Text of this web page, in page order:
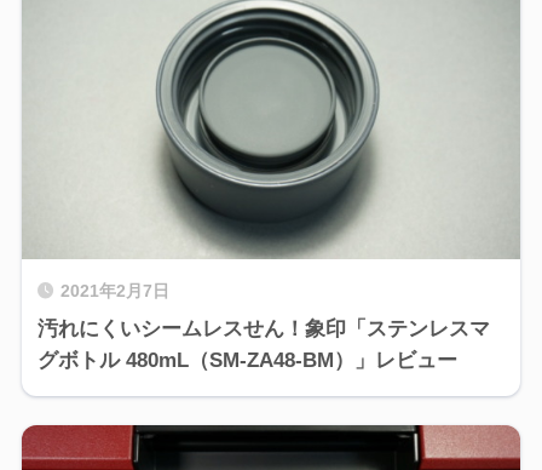
2021年2月7日
汚れにくいシームレスせん！象印「ステンレスマ
グボトル 480mL（SM-ZA48-BM）」レビュー